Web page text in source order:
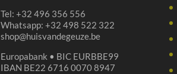
Tel: +32 496 356 556
Whatsapp: +32 498 522 322
shop@huisvandegeuze.be
Europabank • BIC EURBBE99
IBAN BE22 6716 0070 8947